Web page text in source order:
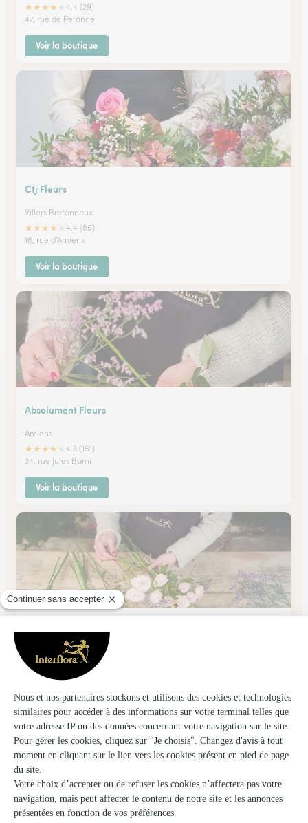
★★★★
4.4 (29)
47, rue de Peronne
Voir la boutique
Ctj Fleurs
Villers Bretonneux
★★★★
4.4 (86)
16, rue d'Amiens
Voir la boutique
Absolument Fleurs
Amiens
★★★★
4.3 (151)
34, rue Jules Barni
Voir la boutique
Vert’tige
Vignacourt
★★
4.7 (65)
198, rue d'Amiens
Voir la boutique